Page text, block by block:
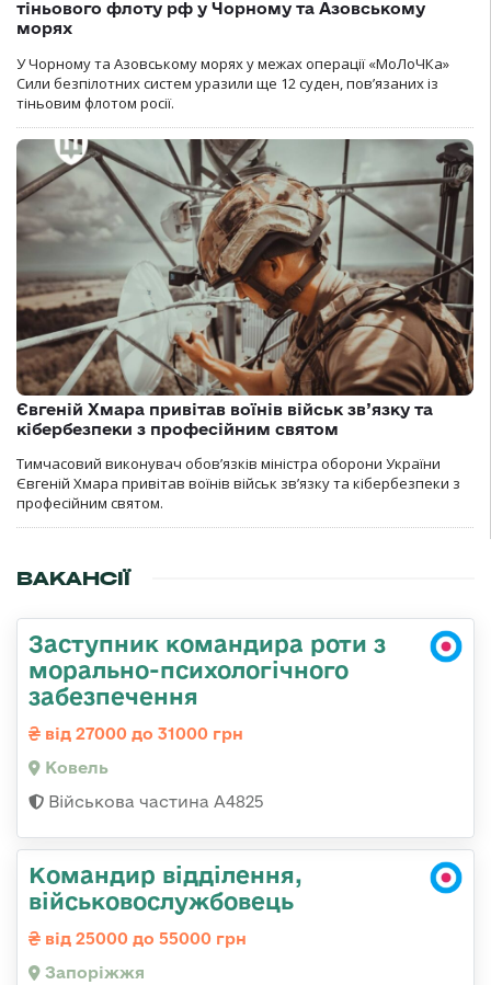
тіньового флоту рф у Чорному та Азовському
морях
У Чорному та Азовському морях у межах операції «МоЛоЧКа»
Сили безпілотних систем уразили ще 12 суден, пов’язаних із
тіньовим флотом росії.
Євгеній Хмара привітав воїнів військ зв’язку та
кібербезпеки з професійним святом
Тимчасовий виконувач обов’язків міністра оборони України
Євгеній Хмара привітав воїнів військ зв’язку та кібербезпеки з
професійним святом.
ВАКАНСІЇ
Заступник командира роти з
морально-психологічного
забезпечення
від 27000 до 31000 грн
Ковель
Військова частина А4825
Командир відділення,
військовослужбовець
від 25000 до 55000 грн
Запоріжжя